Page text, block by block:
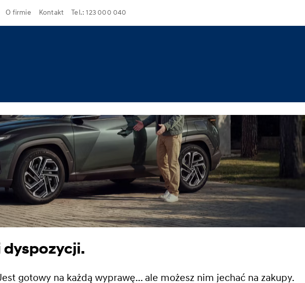
O firmie Kontakt Tel.: 123 000 040
dyspozycji.
gotowy na każdą wyprawę... ale możesz nim jechać na zakupy.​